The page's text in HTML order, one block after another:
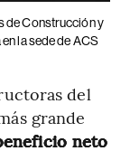
de Construcción y
la sede de ACS
del
grande
neto